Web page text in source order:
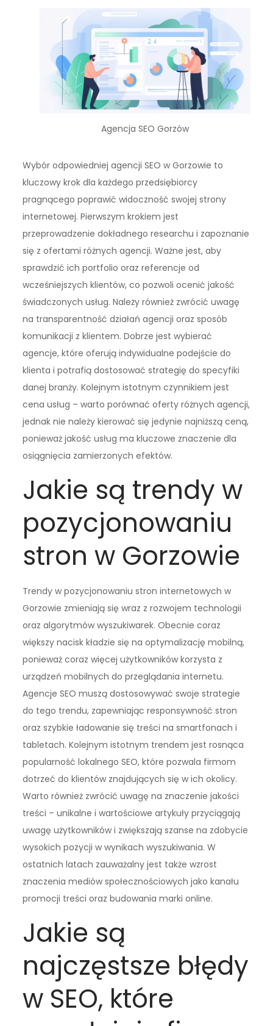
Agencja SEO Gorzów
Wybór odpowiedniej agencji SEO w Gorzowie to
kluczowy krok dla każdego przedsiębiorcy
pragnącego poprawić widoczność swojej strony
internetowej. Pierwszym krokiem jest
przeprowadzenie dokładnego researchu i zapoznanie
się z ofertami różnych agencji. Ważne jest, aby
sprawdzić ich portfolio oraz referencje od
wcześniejszych klientów, co pozwoli ocenić jakość
świadczonych usług. Należy również zwrócić uwagę
na transparentność działań agencji oraz sposób
komunikacji z klientem. Dobrze jest wybierać
agencje, które oferują indywidualne podejście do
klienta i potrafią dostosować strategię do specyfiki
danej branży. Kolejnym istotnym czynnikiem jest
cena usług – warto porównać oferty różnych agencji,
jednak nie należy kierować się jedynie najniższą ceną,
ponieważ jakość usług ma kluczowe znaczenie dla
osiągnięcia zamierzonych efektów.
Jakie są trendy w
pozycjonowaniu
stron w Gorzowie
Trendy w pozycjonowaniu stron internetowych w
Gorzowie zmieniają się wraz z rozwojem technologii
oraz algorytmów wyszukiwarek. Obecnie coraz
większy nacisk kładzie się na optymalizację mobilną,
ponieważ coraz więcej użytkowników korzysta z
urządzeń mobilnych do przeglądania internetu.
Agencje SEO muszą dostosowywać swoje strategie
do tego trendu, zapewniając responsywność stron
oraz szybkie ładowanie się treści na smartfonach i
tabletach. Kolejnym istotnym trendem jest rosnąca
popularność lokalnego SEO, które pozwala firmom
dotrzeć do klientów znajdujących się w ich okolicy.
Warto również zwrócić uwagę na znaczenie jakości
treści – unikalne i wartościowe artykuły przyciągają
uwagę użytkowników i zwiększają szanse na zdobycie
wysokich pozycji w wynikach wyszukiwania. W
ostatnich latach zauważalny jest także wzrost
znaczenia mediów społecznościowych jako kanału
promocji treści oraz budowania marki online.
Jakie są
najczęstsze błędy
w SEO, które